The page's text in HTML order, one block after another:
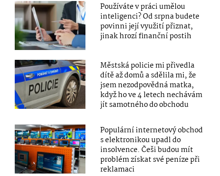
Používáte v práci umělou
inteligenci? Od srpna budete
povinni její využití přiznat,
jinak hrozí finanční postih
Městská policie mi přivedla
dítě až domů a sdělila mi, že
jsem nezodpovědná matka,
když ho ve 4 letech nechávám
jít samotného do obchodu
Populární internetový obchod
s elektronikou upadl do
insolvence. Češi budou mít
problém získat své peníze při
reklamaci